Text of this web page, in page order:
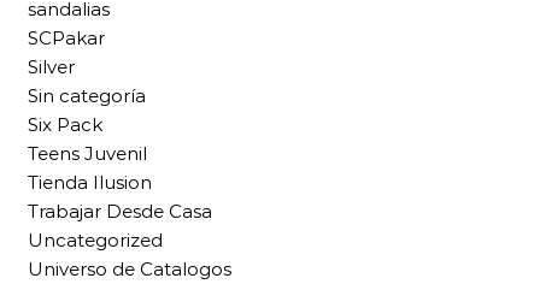
sandalias
SCPakar
Silver
Sin categoría
Six Pack
Teens Juvenil
Tienda Ilusion
Trabajar Desde Casa
Uncategorized
Universo de Catalogos